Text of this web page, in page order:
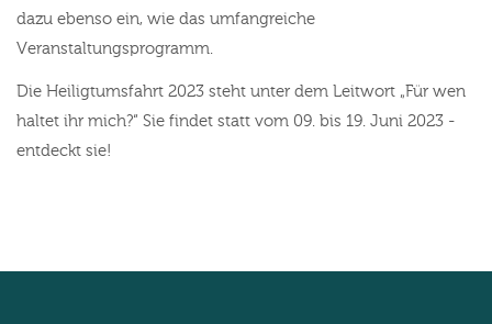
dazu ebenso ein, wie das umfangreiche
Veranstaltungsprogramm.
Die Heiligtumsfahrt 2023 steht unter dem Leitwort „Für wen
haltet ihr mich?“ Sie findet statt vom 09. bis 19. Juni 2023 -
entdeckt sie!